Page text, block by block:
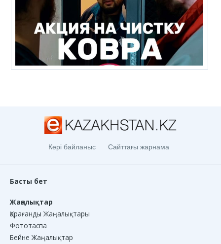
Кері байланыс Сайттағы жарнама
Басты бет
Жаңалықтар
Қарағанды Жаңалықтары
Фототаспа
Бейне Жаңалықтар